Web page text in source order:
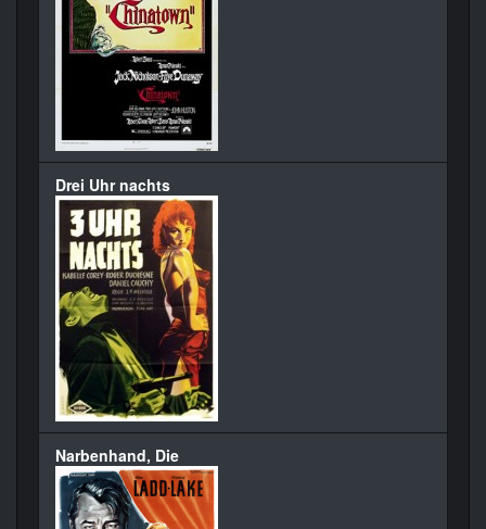
Drei Uhr nachts
Narbenhand, Die